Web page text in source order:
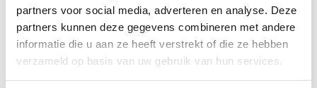
partners voor social media, adverteren en analyse. Deze
partners kunnen deze gegevens combineren met andere
informatie die u aan ze heeft verstrekt of die ze hebben
verzameld op basis van uw gebruik van hun services.
EN RUPTURE
Ciseaux Barebones grands